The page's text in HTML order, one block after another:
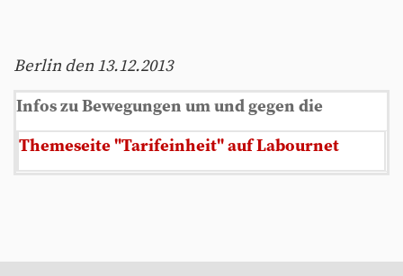
Berlin den 13.12.2013
Infos zu Bewegungen um und gegen die
Themeseite "Tarifeinheit" auf Labournet